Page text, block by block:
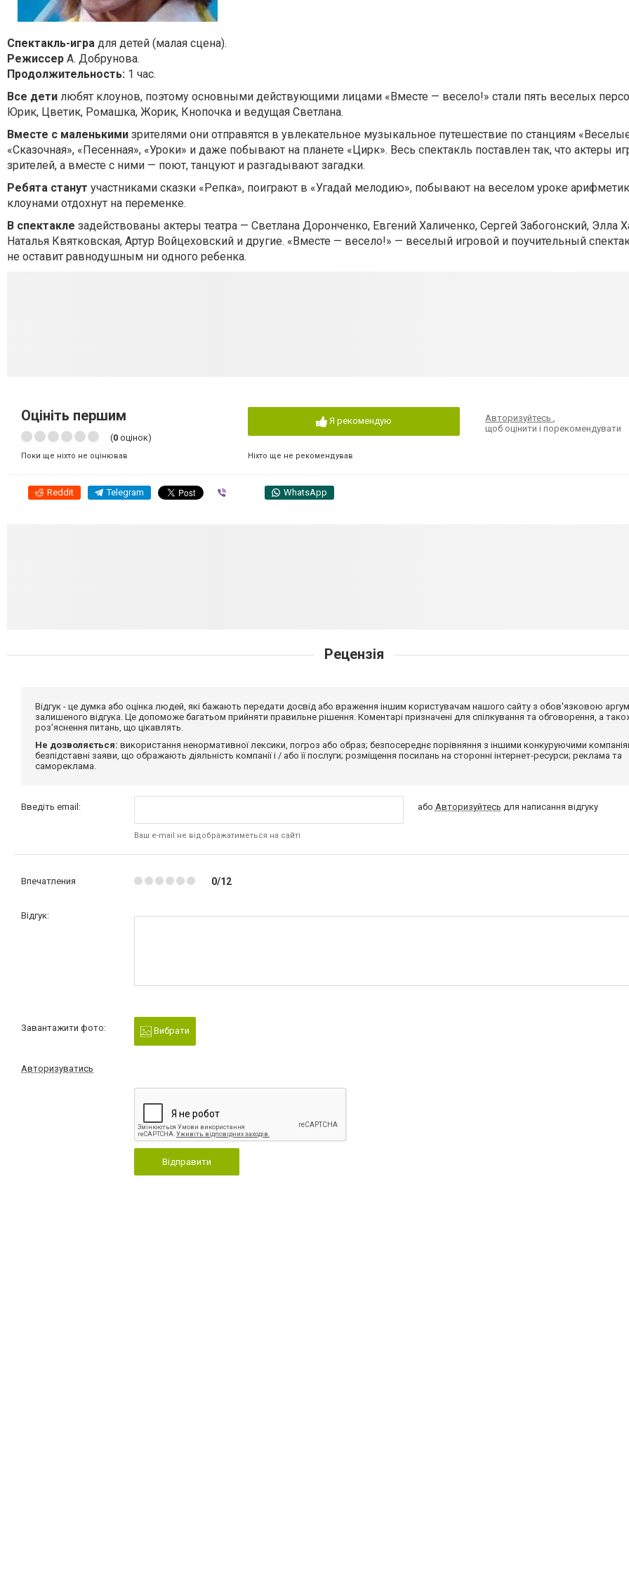
Спектакль-игра для детей (малая сцена).
Режиссер А. Добрунова.
Продолжительность: 1 час.
Все дети любят клоунов, поэтому основными действующими лицами «Вместе — весело!» стали пять веселых
Юрик, Цветик, Ромашка, Жорик, Кнопочка и ведущая Светлана.
Вместе с маленькими зрителями они отправятся в увлекательное музыкальное путешествие по станциям
«Сказочная», «Песенная», «Уроки» и даже побывают на планете «Цирк». Весь спектакль поставлен так, что актеры
зрителей, а вместе с ними — поют, танцуют и разгадывают загадки.
Ребята станут участниками сказки «Репка», поиграют в «Угадай мелодию», побывают на веселом уроке
клоунами отдохнут на переменке.
В спектакле задействованы актеры театра — Светлана Доронченко, Евгений Халиченко, Сергей Забогонский, Элла
Наталья Квятковская, Артур Войцеховский и другие. «Вместе — весело!» — веселый игровой и поучительный
не оставит равнодушным ни одного ребенка.
Оцініть першим
(0 оцінок)
Поки ще ніхто не оцінював
Я рекомендую
Ніхто ще не рекомендував
Авторизуйтесь,
щоб оцінити і порекомендувати
Reddit Telegram WhatsApp
Рецензія
Відгук - це думка або оцінка людей, які бажають передати досвід або враження іншим користувачам нашого сайту з обов'язковою
залишеного відгука. Це допоможе багатьом прийняти правильне рішення. Коментарі призначені для спілкування та обговорення, а
роз'яснення питань, що цікавлять.
Не дозволяється: використання ненормативної лексики, погроз або образ; безпосереднє порівняння з іншими конкуруючими
безпідставні заяви, що ображають діяльність компанії і / або її послуги; розміщення посилань на сторонні інтернет-ресурси; реклама та
самореклама.
Введіть email:
Ваш e-mail не відображатиметься на сайті
або Авторизуйтесь для написання відгуку
Впечатления 0/12
Відгук:
Завантажити фото: Вибрати
Авторизуватись
Відправити